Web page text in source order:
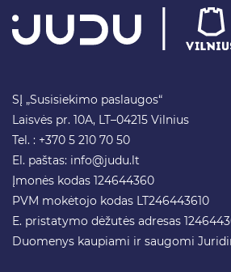
SĮ „Susisiekimo paslaugos“
Laisvės pr. 10A, LT–04215 Vilnius
Tel. : +370 5 210 70 50
El. paštas: info@judu.lt
Įmonės kodas 124644360
PVM mokėtojo kodas LT246443610
E. pristatymo dėžutės adresas
Duomenys kaupiami ir saugomi